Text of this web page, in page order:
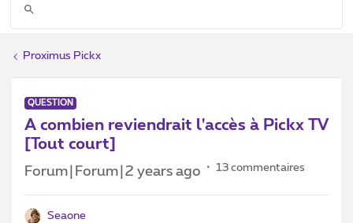
Proximus Pickx
QUESTION
A combien reviendrait l'accès à Pickx TV
[Tout court]
Forum|Forum|2 years ago 13 commentaires
Seaone